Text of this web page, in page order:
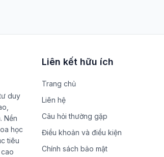
duy
Nền
học
tiêu
Liên kết hữu ích
Trang chủ
Liên hệ
Câu hỏi thường gặp
Điều khoản và điều kiện
Chính sách bảo mật